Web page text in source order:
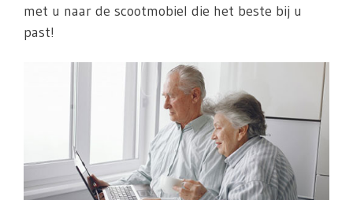
met u naar de scootmobiel die het beste bij u
past!